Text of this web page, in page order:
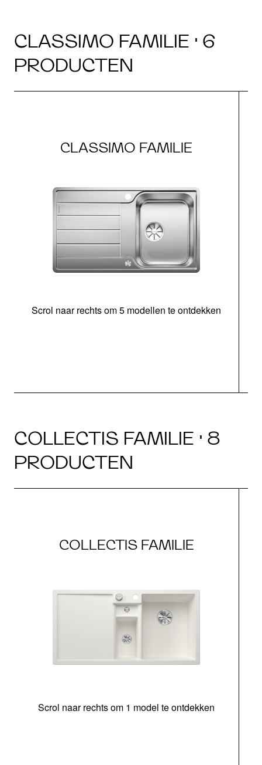
CLASSIMO FAMILIE · 6
PRODUCTEN
CLASSIMO FAMILIE
Scrol naar rechts om 5 modellen te ontdekken
COLLECTIS FAMILIE · 8
PRODUCTEN
COLLECTIS FAMILIE
Scrol naar rechts om 1 model te ontdekken